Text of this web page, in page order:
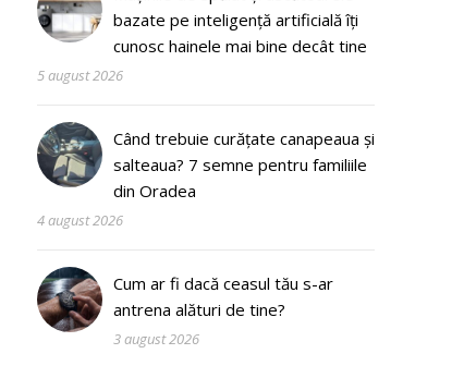
bazate pe inteligență artificială îți
cunosc hainele mai bine decât tine
5 august 2026
Când trebuie curățate canapeaua și
salteaua? 7 semne pentru familiile
din Oradea
4 august 2026
Cum ar fi dacă ceasul tău s-ar
antrena alături de tine?
3 august 2026